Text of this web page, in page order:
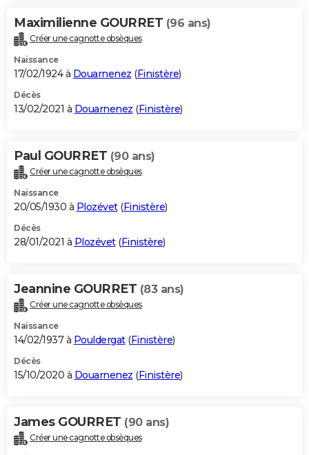
Maximilienne GOURRET (96 ans)
Créer une cagnotte obsèques
Naissance
17/02/1924 à Douarnenez (Finistère)
Décès
13/02/2021 à Douarnenez (Finistère)
Paul GOURRET (90 ans)
Créer une cagnotte obsèques
Naissance
20/05/1930 à Plozévet(Finistère)
Décès
28/01/2021 à Plozévet(Finistère)
Jeannine GOURRET (83 ans)
Créer une cagnotte obsèques
Naissance
14/02/1937 à Pouldergat(Finistère)
Décès
15/10/2020 à Douarnenez (Finistère)
James GOURRET (90 ans)
Créer une cagnotte obsèques